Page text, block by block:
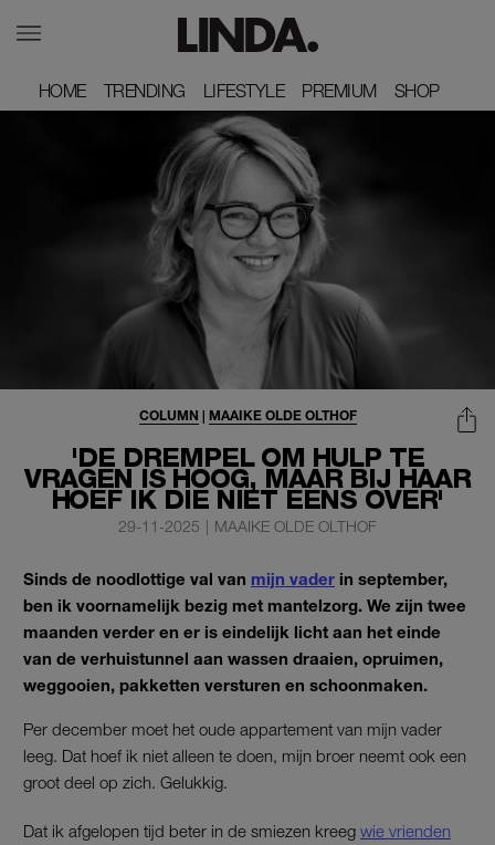
HOME
HOME TRENDING
TRENDING LIFESTYLE
LIFESTYLE PREMIUM
PREMIUM SHOP
SHOP
'DE DREMPEL OM HULP TE
VRAGEN IS HOOG, MAAR BIJ HAAR
HOEF IK DIE NIET EENS OVER'
COLUMN | MAAIKE OLDE OLTHOF
29-11-2025 | MAAIKE OLDE OLTHOF
Sinds de noodlottige val van mijn vader in september,
ben ik voornamelijk bezig met mantelzorg. We zijn twee
maanden verder en er is eindelijk licht aan het einde
van de verhuistunnel aan wassen draaien, opruimen,
weggooien, pakketten versturen en schoonmaken.
Per december moet het oude appartement van mijn vader
leeg. Dat hoef ik niet alleen te doen, mijn broer neemt ook een
groot deel op zich. Gelukkig.
Dat ik afgelopen tijd beter in de smiezen kreeg wie vrienden